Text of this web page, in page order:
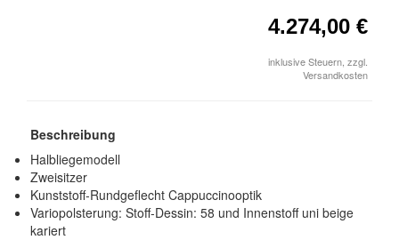
4.274,00 €
inklusive Steuern, zzgl.
Versandkosten
Beschreibung
Halbliegemodell
Zweisitzer
Kunststoff-Rundgeflecht Cappuccinooptik
Variopolsterung: Stoff-Dessin: 58 und Innenstoff uni beige
kariert